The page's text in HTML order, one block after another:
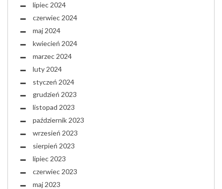
lipiec 2024
czerwiec 2024
maj 2024
kwiecień 2024
marzec 2024
luty 2024
styczeń 2024
grudzień 2023
listopad 2023
październik 2023
wrzesień 2023
sierpień 2023
lipiec 2023
czerwiec 2023
maj 2023